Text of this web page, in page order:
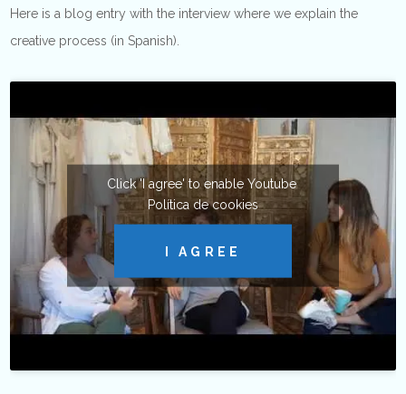
Here is a blog entry with the interview where we explain the
creative process (in Spanish).
Click 'I agree' to enable Youtube
Política de cookies
I AGREE